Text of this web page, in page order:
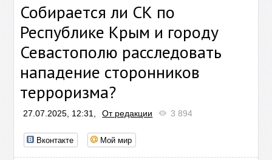
Собирается ли СК по
Республике Крым и городу
Севастополю расследовать
нападение сторонников
терроризма?
27.07.2025, 12:31, От редакции 3 894
Вконтакте Мой мир